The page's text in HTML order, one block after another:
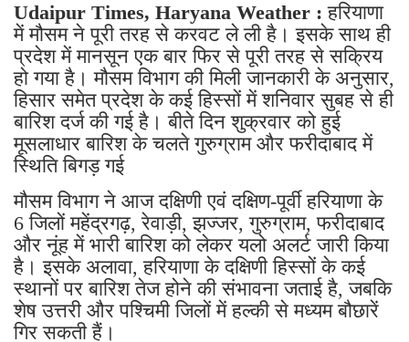
Udaipur Times, Haryana Weather : हरियाणा
में मौसम ने पूरी तरह से करवट ले ली है। इसके साथ ही
प्रदेश में मानसून एक बार फिर से पूरी तरह से सक्रिय
हो गया है। मौसम विभाग की मिली जानकारी के अनुसार,
हिसार समेत प्रदेश के कई हिस्सों में शनिवार सुबह से ही
बारिश दर्ज की गई है। बीते दिन शुक्रवार को हुई
मूसलाधार बारिश के चलते गुरुग्राम और फरीदाबाद में
स्थिति बिगड़ गई
मौसम विभाग ने आज दक्षिणी एवं दक्षिण-पूर्वी हरियाणा के
6 जिलों महेंद्रगढ़, रेवाड़ी, झज्जर, गुरुग्राम, फरीदाबाद
और नूंह में भारी बारिश को लेकर यलो अलर्ट जारी किया
है। इसके अलावा, हरियाणा के दक्षिणी हिस्सों के कई
स्थानों पर बारिश तेज होने की संभावना जताई है, जबकि
शेष उत्तरी और पश्चिमी जिलों में हल्की से मध्यम बौछारें
गिर सकती हैं।